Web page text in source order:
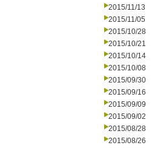
2015/11/13
2015/11/05
2015/10/28
2015/10/21
2015/10/14
2015/10/08
2015/09/30
2015/09/16
2015/09/09
2015/09/02
2015/08/28
2015/08/26